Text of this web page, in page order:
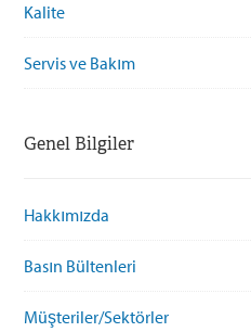
Kalite
Servis ve Bakım
Genel Bilgiler
Hakkımızda
Basın Bültenleri
Müşteriler/Sektörler